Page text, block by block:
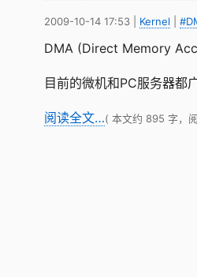
2009-10-14 17:53 Kernel
DMA (Direct Memory
目前的微机和PC服务器都
阅读全文…( 本文约 895 字，